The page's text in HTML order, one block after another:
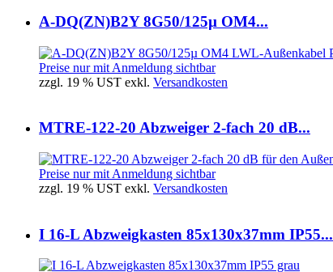
A-DQ(ZN)B2Y 8G50/125µ OM4...
Preise nur mit Anmeldung sichtbar
zzgl. 19 % UST exkl. Versandkosten
MTRE-122-20 Abzweiger 2-fach 20 dB...
Preise nur mit Anmeldung sichtbar
zzgl. 19 % UST exkl. Versandkosten
I 16-L Abzweigkasten 85x130x37mm IP55...